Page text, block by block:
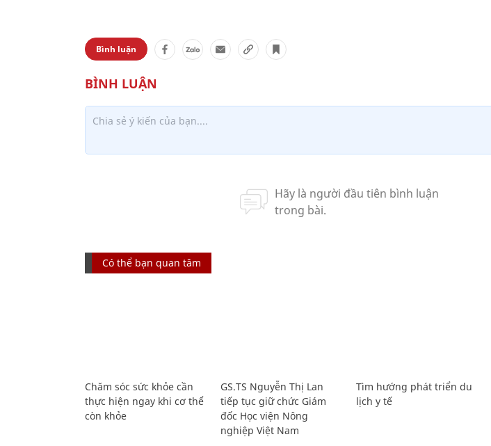
Bình luận
Có thể bạn quan tâm
Chăm sóc sức khỏe cần
thực hiện ngay khi cơ thể
còn khỏe
GS.TS Nguyễn Thị Lan
tiếp tục giữ chức Giám
đốc Học viện Nông
nghiệp Việt Nam
Tìm hướng phát triển du
lịch y tế